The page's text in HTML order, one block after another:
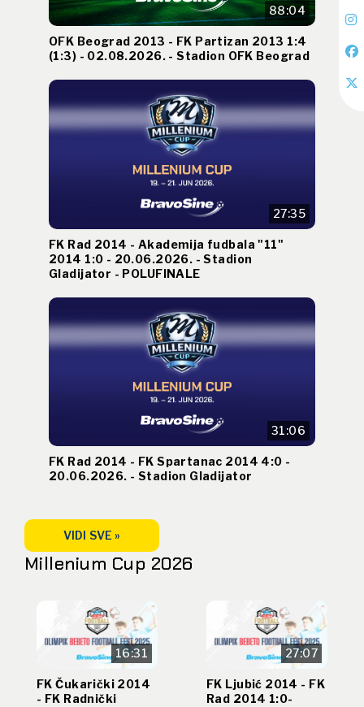
88:04
OFK Beograd 2013 - FK Partizan 2013 1:4
(1:3) - 02.08.2026. - Stadion OFK Beograd
27:35
FK Rad 2014 - Akademija fudbala "11"
2014 1:0 - 20.06.2026. - Stadion
Gladijator - POLUFINALE
31:06
FK Rad 2014 - FK Spartanac 2014 4:0 -
20.06.2026. - Stadion Gladijator
VIDI SVE »
Millenium Cup 2026
16:31
FK Čukarički 2014
- FK Radnički
27:07
FK Ljubić 2014 - FK
Rad 2014 1:0-